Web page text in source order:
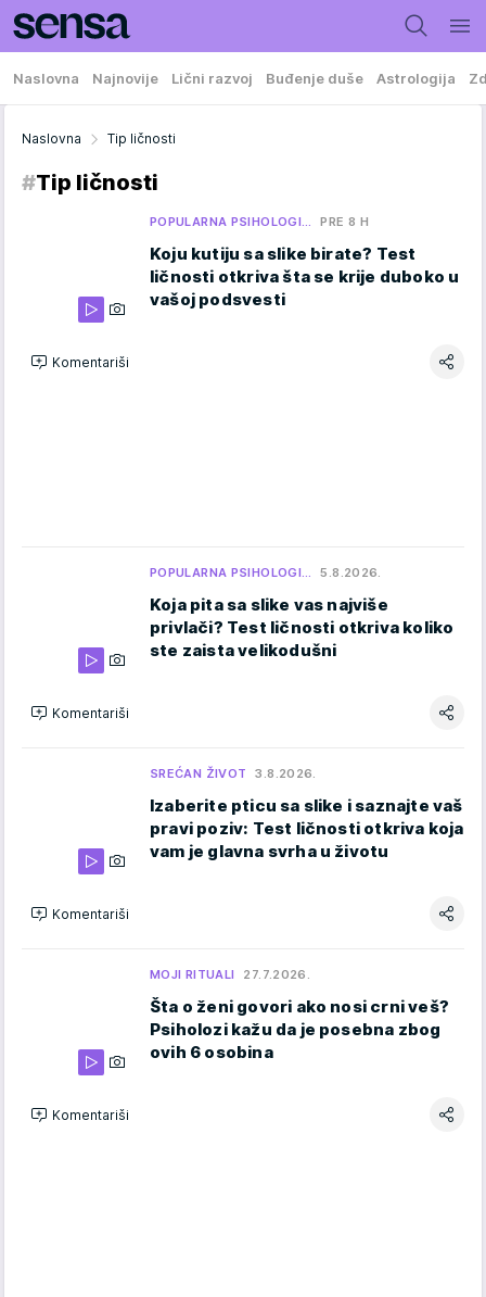
Naslovna Najnovije Lični razvoj Buđenje duše Astrologija
Naslovna Tip ličnosti
#Tip ličnosti
POPULARNA PSIHOLOGI… PRE 8 H
Koju kutiju sa slike birate? Test
ličnosti otkriva šta se krije duboko u
vašoj podsvesti
Komentariši
POPULARNA PSIHOLOGI… 5.8.2026.
Koja pita sa slike vas najviše
privlači? Test ličnosti otkriva koliko
ste zaista velikodušni
Komentariši
SREĆAN ŽIVOT 3.8.2026.
Izaberite pticu sa slike i saznajte vaš
pravi poziv: Test ličnosti otkriva koja
vam je glavna svrha u životu
Komentariši
MOJI RITUALI 27.7.2026.
Šta o ženi govori ako nosi crni veš?
Psiholozi kažu da je posebna zbog
ovih 6 osobina
Komentariši